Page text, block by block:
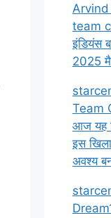
team
इंडियंस
2025
Team
आज यह
इस
अवश्य